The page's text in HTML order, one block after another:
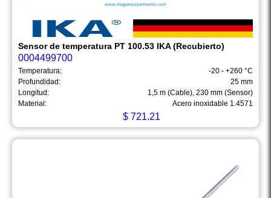
Sensor de temperatura PT 100.53 IKA (Recubierto)
0004499700
Temperatura:
-20 - +260 °C
Profundidad:
25 mm
Longitud:
1,5 m (Cable), 230 mm (Sensor)
Material:
Acero inoxidable 1.4571
$ 721.21